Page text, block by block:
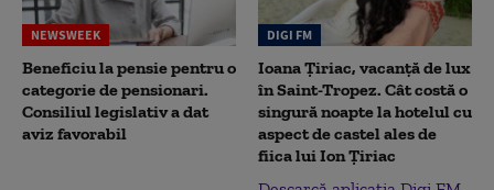
NEWSWEEK
Beneficiu la pensie pentru o
categorie de pensionari.
Consiliul legislativ a dat
aviz favorabil
DIGI FM
Ioana Țiriac, vacanță de lux
în Saint-Tropez. Cât costă o
singură noapte la hotelul cu
aspect de castel ales de
fiica lui Ion Țiriac